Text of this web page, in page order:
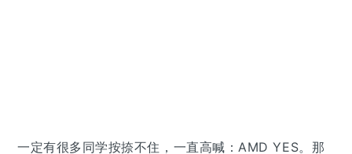
一定有很多同学按捺不住，一直高喊：AMD YES。那